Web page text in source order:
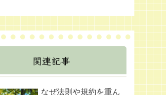
関連記事
なぜ法則や規約を重ん